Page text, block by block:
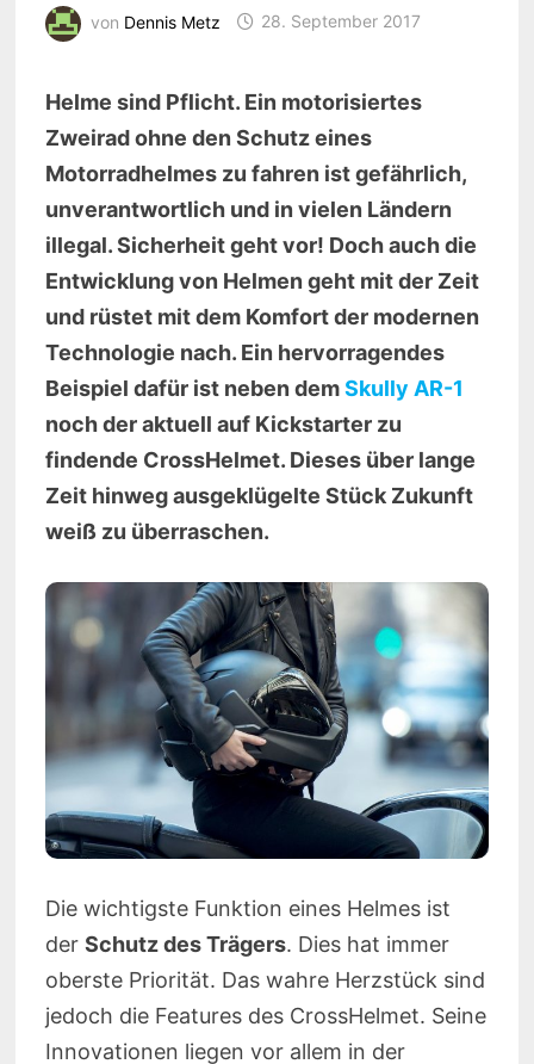
von Dennis Metz 28. September 2017
Helme sind Pflicht. Ein motorisiertes
Zweirad ohne den Schutz eines
Motorradhelmes zu fahren ist gefährlich,
unverantwortlich und in vielen Ländern
illegal. Sicherheit geht vor! Doch auch die
Entwicklung von Helmen geht mit der Zeit
und rüstet mit dem Komfort der modernen
Technologie nach. Ein hervorragendes
Beispiel dafür ist neben demSkully AR-1
noch der aktuell auf Kickstarter zu
findende CrossHelmet. Dieses über lange
Zeit hinweg ausgeklügelte Stück Zukunft
weiß zu überraschen.
Die wichtigste Funktion eines Helmes ist
der Schutz des Trägers. Dies hat immer
oberste Priorität. Das wahre Herzstück sind
jedoch die Features des CrossHelmet. Seine
Innovationen liegen vor allem in der